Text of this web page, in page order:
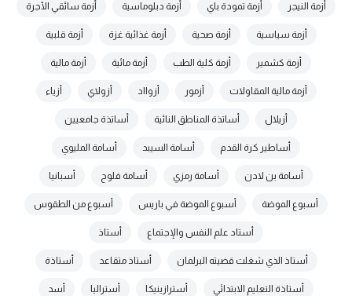
أزمة النيجر أزمة تمودة باي أزمة دبلوماسية أزمة سائقي الأجرة
أزمة سياسية أزمة صحية أزمة غذائية غزة أزمة قلبية
أزمة كشمير أزمة كلية الطب أزمة مائية أزمة مالية
أزمة مالية المقاولات أزمور أزوااد أزولاي أزياء
أزيلال أساتذة المناطق النائية أساتذة جامعيين
أساطير كرة القدم أسامة السيبد أسامة المليوي
أسامة بن لادن أسامة رمزي أسامة فلوح أسبانيا
أسبوع الموضة أسبوع الموضة في باريس أسبوع من الطقوس
أستاد علم النفس والإجتماع أستاذ
أستاذ الذي شغلت قضيته البرلمان أستاذ متقاعد أستاذة
أستاذة التعليم الابتدائي أسترازينيكا أستراليا أسد